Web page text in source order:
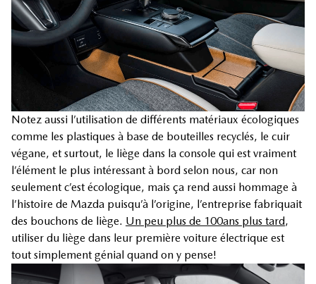
Notez aussi l’utilisation de différents matériaux écologiques
comme les plastiques à base de bouteilles recyclés, le cuir
végane, et surtout, le liège dans la console qui est vraiment
l’élément le plus intéressant à bord selon nous, car non
seulement c’est écologique, mais ça rend aussi hommage à
l’histoire de Mazda puisqu’à l’origine, l’entreprise fabriquait
des bouchons de liège. Un peu plus de 100ans plus tard,
utiliser du liège dans leur première voiture électrique est
tout simplement génial quand on y pense!